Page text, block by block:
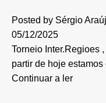
Posted by Sérgio
05/12/2025
Torneio Inter.Regioes
partir de hoje
Continuar a ler